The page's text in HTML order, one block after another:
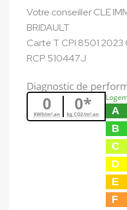
Votre conseiller CLE
BRIDAULT
Carte T CPI 8501
RCP 510447J
Diagnostic de
0
KWh/m².an 0*
kg CO2/m².an
A
B
C
D
E
F